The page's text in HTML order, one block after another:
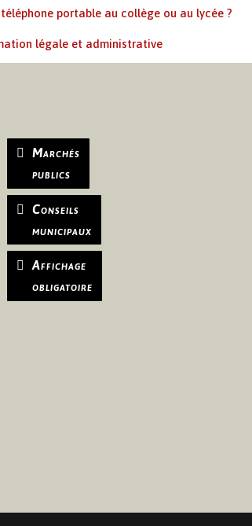
portable au collège ou au lycée ?
légale et administrative
Marchés
publics
Conseils
municipaux
Affichage
obligatoire